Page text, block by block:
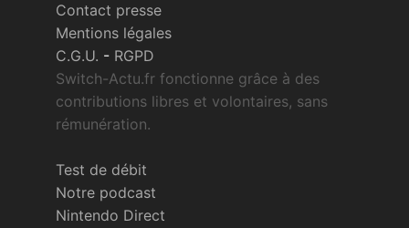
Contact presse
Mentions légales
C.G.U. - RGPD
Switch-Actu.fr fonctionne grâce à des
contributions libres et volontaires, sans
rémunération.
Test de débit
Notre podcast
Nintendo Direct